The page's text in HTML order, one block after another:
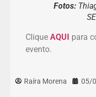
Fotos:
Clique AQUI para
evento.
Raíra Morena 05/